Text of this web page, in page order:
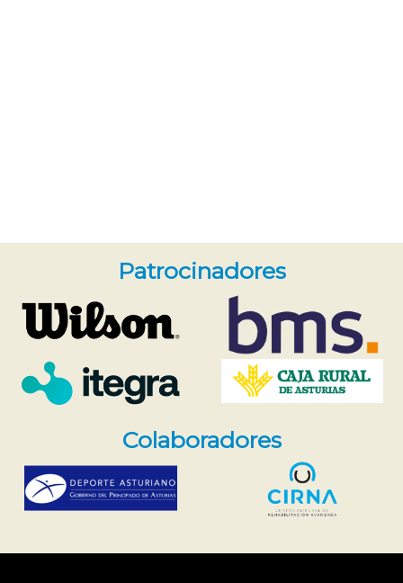
Patrocinadores
Colaboradores